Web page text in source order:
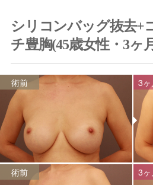
シリコンバッグ抜去+
チ豊胸(45歳女性・3ヶ
術前 3
術前 3ヶ